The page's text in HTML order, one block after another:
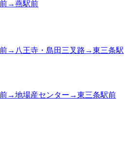
前→燕駅前
前→八王寺・島田三叉路→東三条駅
前→地場産センター→東三条駅前